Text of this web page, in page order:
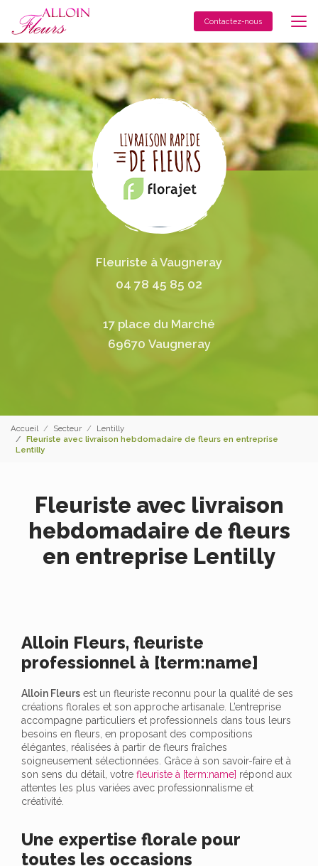
contenu
principal
Contactez-nous
Fleuriste à Vaugneray
04 78 45 85 02
17 place du Marché
69670 Vaugneray
Accueil Secteur
Lentilly
Fleuriste avec livraison hebdomadaire de fleurs en entreprise
Lentilly
Fleuriste avec livraison
hebdomadaire de fleurs
en entreprise Lentilly
Alloin Fleurs, fleuriste
professionnel à [term:name]
Alloin Fleurs est un fleuriste reconnu pour la qualité de ses
créations florales et son approche artisanale. L’entreprise
accompagne particuliers et professionnels dans tous leurs
besoins en fleurs, en proposant des compositions
élégantes, réalisées à partir de fleurs fraîches
soigneusement sélectionnées. Grâce à son savoir-faire et à
son sens du détail, votre fleuriste à [term:name] répond aux
attentes les plus variées avec professionnalisme et
créativité.
Une expertise florale pour
toutes les occasions